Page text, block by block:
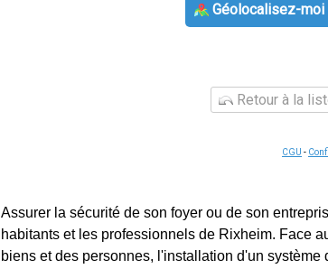
Géolocalisez-moi
Retour à la
CGU -
Assurer la sécurité de son foyer ou de son
habitants et les professionnels de Rixheim. Face
biens et des personnes, l'installation d'un